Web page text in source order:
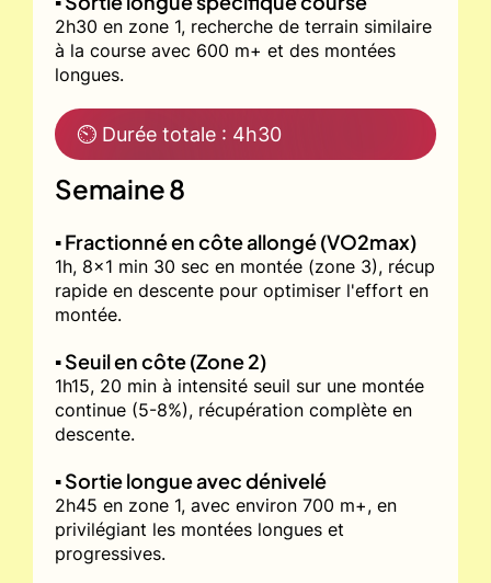
2h30 en zone 1, recherche de terrain similaire
à la course avec 600 m+ et des montées
longues.
⏲ Durée totale : 4h30
Semaine 8
▪️ Fractionné en côte allongé (VO2max)
1h, 8x1 min 30 sec en montée (zone 3), récup
rapide en descente pour optimiser l'effort en
montée.
▪️ Seuil en côte (Zone 2)
1h15, 20 min à intensité seuil sur une montée
continue (5-8%), récupération complète en
descente.
▪️ Sortie longue avec dénivelé
2h45 en zone 1, avec environ 700 m+, en
privilégiant les montées longues et
progressives.